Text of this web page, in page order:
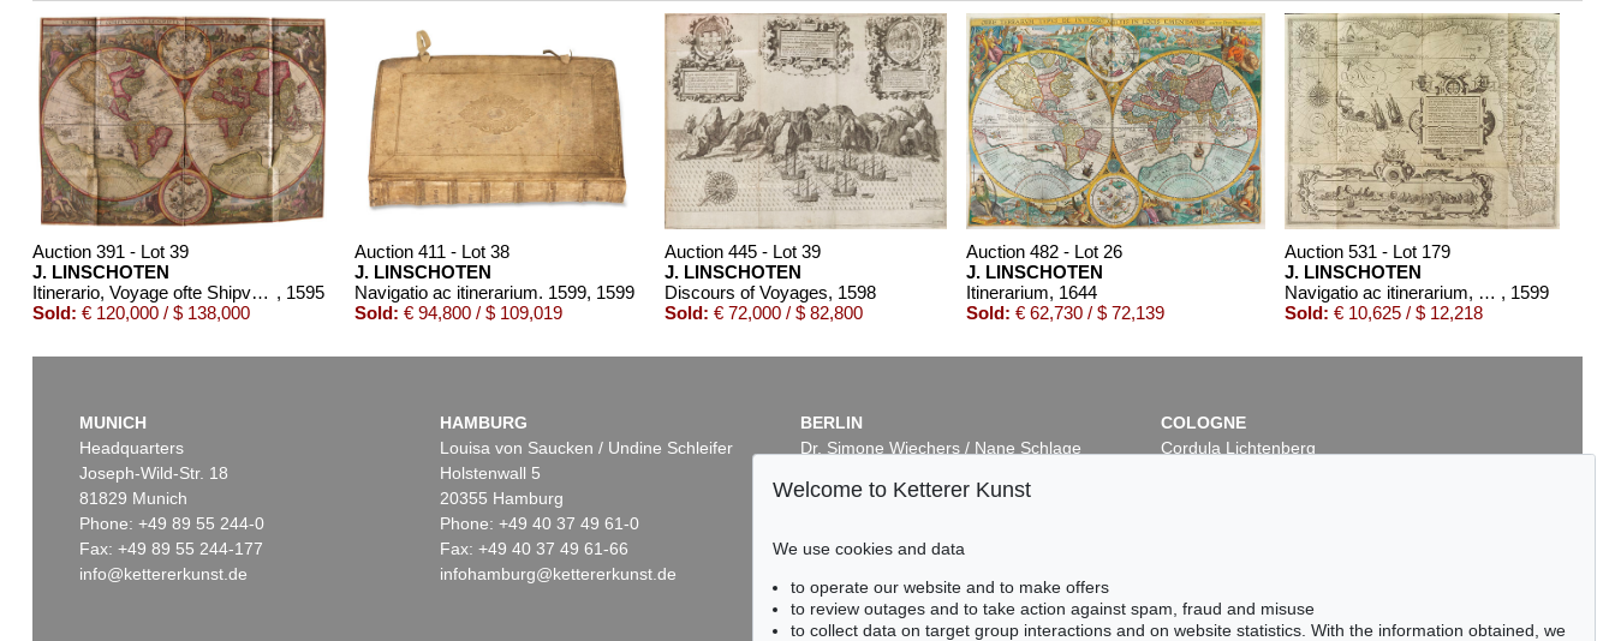
Auction 391 - Lot 39
J. LINSCHOTEN
Itinerario, Voyage ofte Shipvaert. 1595-96. , 1595
Sold: € 120,000 / $ 138,000
Auction 411 - Lot 38
J. LINSCHOTEN
Navigatio ac itinerarium. 1599, 1599
Sold: € 94,800 / $ 109,019
Auction 445 - Lot 39
J. LINSCHOTEN
Discours of Voyages, 1598
Sold: € 72,000 / $ 82,800
Auction 482 - Lot 26
J. LINSCHOTEN
Itinerarium, 1644
Sold: € 62,730 / $ 72,139
Auction 531 - Lot 179
J. LINSCHOTEN
Navigatio ac itinerarium, 2 Teile in 1 Band , 1599
Sold: € 10,625 / $ 12,218
Auction 405 - Lot 190
MUNICH
Headquarters
Joseph-Wild-Str. 18
81829 Munich
Phone: +49 89 55 244-0
Fax: +49 89 55 244-177
info@kettererkunst.de
HAMBURG
Louisa von Saucken / Undine Schleifer
Holstenwall 5
20355 Hamburg
Phone: +49 40 37 49 61-0
Fax: +49 40 37 49 61-66
infohamburg@kettererkunst.de
BERLIN
Dr. Simone Wiechers / Nane Schlage
10719 Berlin
Fax: +49 30 88 67 56-43
COLOGNE
Cordula Lichtenberg
Welcome to Ketterer Kunst
We use cookies and data
to operate our website and to make offers
to review outages and to take action against spam, fraud and misuse
to collect data on target group interactions and on website statistics. With the information obtained, we